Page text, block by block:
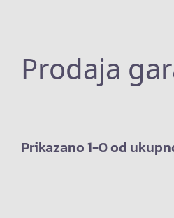
Prodaja
Prikazano 1-0 od